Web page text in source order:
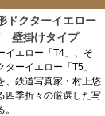
クターイエロー
壁掛けタイプ
イエロー「T4」、そ
ターイエロー「T5」
、鉄道写真家・村上悠
四季折々の厳選した写